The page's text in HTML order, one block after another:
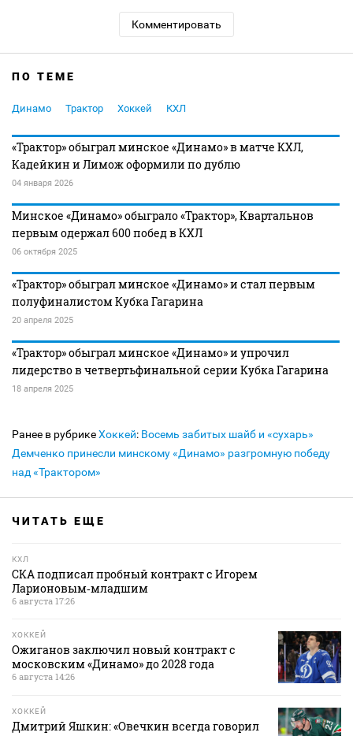
Комментировать
ПО ТЕМЕ
Динамо Трактор Хоккей КХЛ
«Трактор» обыграл минское «Динамо» в матче КХЛ,
Кадейкин и Лимож оформили по дублю
04 января 2026
Минское «Динамо» обыграло «Трактор», Квартальнов
первым одержал 600 побед в КХЛ
06 октября 2025
«Трактор» обыграл минское «Динамо» и стал первым
полуфиналистом Кубка Гагарина
20 апреля 2025
«Трактор» обыграл минское «Динамо» и упрочил
лидерство в четвертьфинальной серии Кубка Гагарина
18 апреля 2025
Ранее в рубрикеХоккей: Восемь забитых шайб и «сухарь»
Демченко принесли минскому «Динамо» разгромную победу
над «Трактором»
ЧИТАТЬ ЕЩЕ
КХЛ
СКА подписал пробный контракт с Игорем
Ларионовым‑младшим
6 августа 17:26
ХОККЕЙ
Ожиганов заключил новый контракт с
московским «Динамо» до 2028 года
6 августа 14:26
ХОККЕЙ
Дмитрий Яшкин: «Овечкин всегда говорил